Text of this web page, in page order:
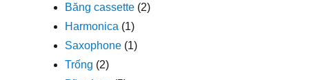
Băng cassette (2)
Harmonica (1)
Saxophone (1)
Trống (2)